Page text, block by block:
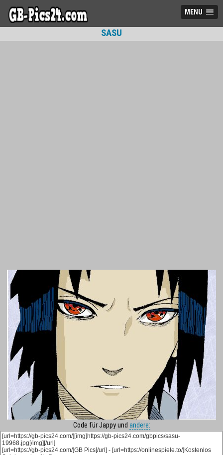
MENU
SASU
Code für Jappy und andere: